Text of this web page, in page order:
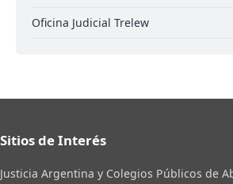
Oficina Judicial Trelew
Sitios de Interés
Justicia Argentina y Colegios Públicos de